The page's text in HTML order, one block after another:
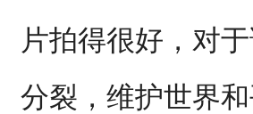
片拍得很好，对
分裂，维护世界